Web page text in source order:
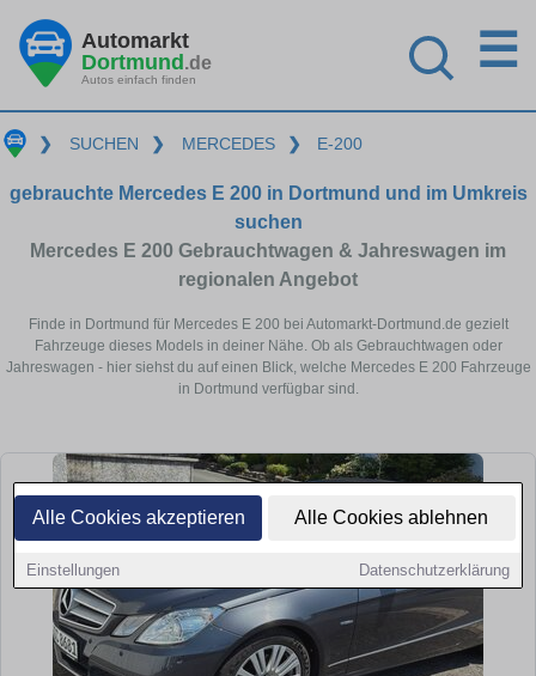
Alle Cookies akzeptieren Alle Cookies ablehnen
Einstellungen Datenschutzerklärung
Automarkt
Dortmund.de
Autos einfach finden
☰
❯ SUCHEN ❯ MERCEDES ❯ E-200
gebrauchte Mercedes E 200 in Dortmund und im Umkreis
suchen
Mercedes E 200 Gebrauchtwagen & Jahreswagen im
regionalen Angebot
Finde in Dortmund für Mercedes E 200 bei Automarkt-Dortmund.de gezielt
Fahrzeuge dieses Models in deiner Nähe. Ob als Gebrauchtwagen oder
Jahreswagen - hier siehst du auf einen Blick, welche Mercedes E 200 Fahrzeuge
in Dortmund verfügbar sind.